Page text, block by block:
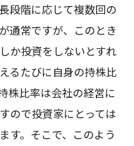
段階に応じて複数回の
通常ですが、このとき
か投資をしないとすれ
るたびに自身の持株比
株比率は会社の経営に
ので投資家にとっては
す。そこで、このよう